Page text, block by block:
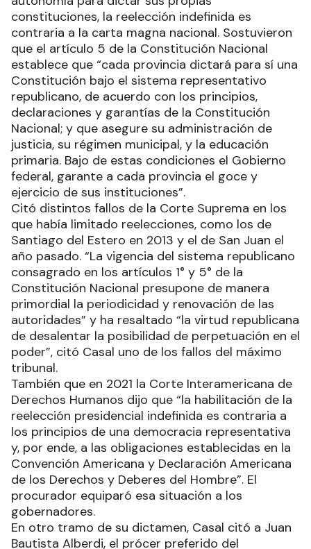
constituciones, la reelección indefinida es
contraria a la carta magna nacional. Sostuvieron
que el artículo 5 de la Constitución Nacional
establece que “cada provincia dictará para sí una
Constitución bajo el sistema representativo
republicano, de acuerdo con los principios,
declaraciones y garantías de la Constitución
Nacional; y que asegure su administración de
justicia, su régimen municipal, y la educación
primaria. Bajo de estas condiciones el Gobierno
federal, garante a cada provincia el goce y
ejercicio de sus instituciones”.
Citó distintos fallos de la Corte Suprema en los
que había limitado reelecciones, como los de
Santiago del Estero en 2013 y el de San Juan el
año pasado. “La vigencia del sistema republicano
consagrado en los artículos 1° y 5° de la
Constitución Nacional presupone de manera
primordial la periodicidad y renovación de las
autoridades” y ha resaltado “la virtud republicana
de desalentar la posibilidad de perpetuación en el
poder”, citó Casal uno de los fallos del máximo
tribunal.
También que en 2021 la Corte Interamericana de
Derechos Humanos dijo que “la habilitación de la
reelección presidencial indefinida es contraria a
los principios de una democracia representativa
y, por ende, a las obligaciones establecidas en la
Convención Americana y Declaración Americana
de los Derechos y Deberes del Hombre”. El
procurador equiparó esa situación a los
gobernadores.
En otro tramo de su dictamen, Casal citó a Juan
Bautista Alberdi, el prócer preferido del